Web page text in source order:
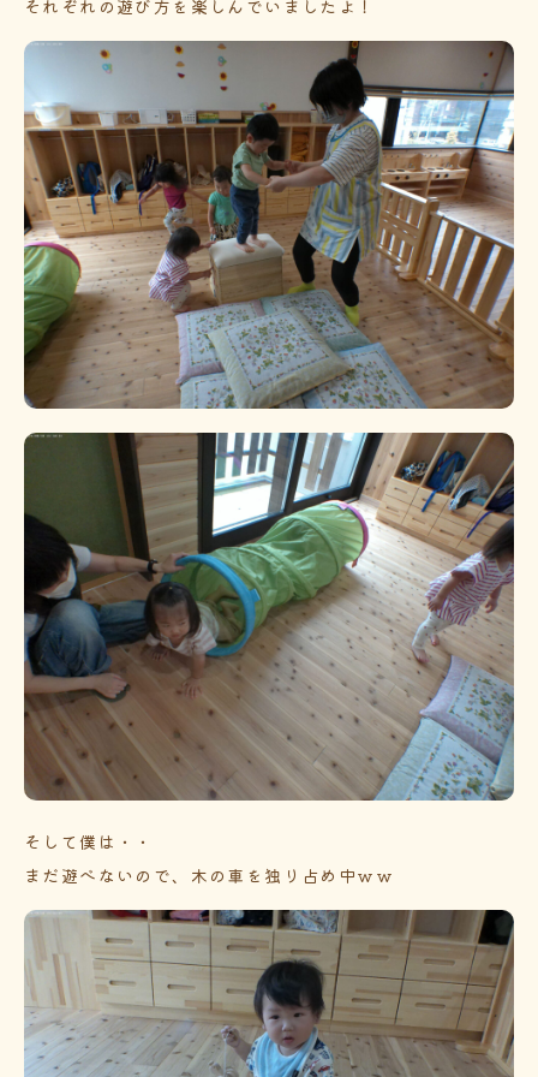
それぞれの遊び方を楽しんでいましたよ！
そして僕は・・
まだ遊べないので、木の車を独り占め中ｗｗ